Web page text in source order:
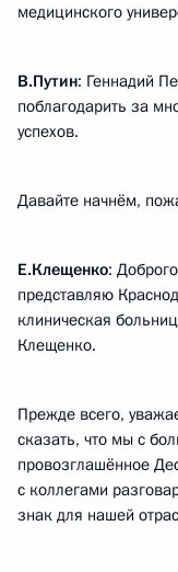
медицинского
В.Путин: Геннадий
поблагодарить за
успехов.
Давайте начнём,
Е.Клещенко:
представляю
клиническая
Клещенко.
Прежде всего,
сказать, что мы с
провозглашённое
с коллегами
знак для нашей